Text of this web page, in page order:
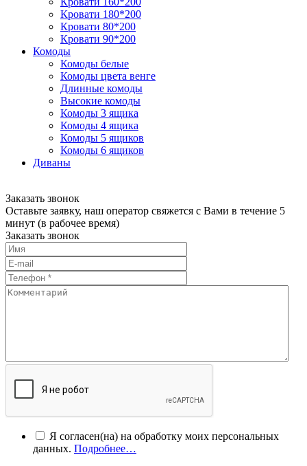
Кровати 180*200
Кровати 80*200
Кровати 90*200
Комоды
Комоды белые
Комоды цвета венге
Длинные комоды
Высокие комоды
Комоды 3 ящика
Комоды 4 ящика
Комоды 5 ящиков
Комоды 6 ящиков
Диваны
Заказать звонок
Оставьте заявку, наш оператор свяжется с Вами в течение 5
минут (в рабочее время)
Заказать звонок
Я согласен(на) на обработку моих персональных
данных. Подробнее…